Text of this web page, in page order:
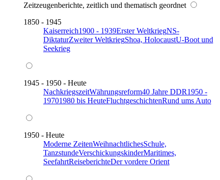
Zeitzeugenberichte, zeitlich und thematisch geordnet
1850 - 1945
Kaiserreich1900 - 1939Erster WeltkriegNS-
DiktaturZweiter WeltkriegShoa, HolocaustU-Boot und
Seekrieg
1945 - 1950 - Heute
NachkriegszeitWährungsreform40 Jahre DDR1950 -
19701980 bis HeuteFluchtgeschichtenRund ums Auto
1950 - Heute
Moderne ZeitenWeihnachtlichesSchule,
TanzstundeVerschickungskinderMaritimes,
SeefahrtReiseberichteDer vordere Orient